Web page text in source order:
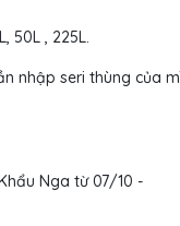
50L , 225L.
nhập seri thùng của
Nga từ 07/10 -